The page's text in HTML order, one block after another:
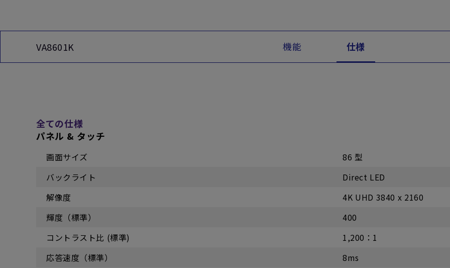
VA8601K 機能 仕様
全ての仕様
パネル & タッチ
画面サイズ
86 型
バックライト
Direct LED
解像度‎
4K UHD 3840 x 2160‎
輝度（標準）
400
コントラスト比 (標準)
1,200：1
応答速度（標準）
8ms